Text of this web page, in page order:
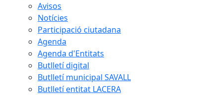
Avisos
Notícies
Participació ciutadana
Agenda
Agenda d'Entitats
Butlletí digital
Butlletí municipal SAVALL
Butlletí entitat LACERA